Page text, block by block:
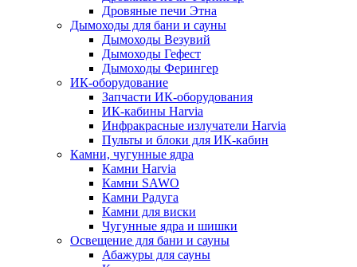
Дровяные печи Этна
Дымоходы для бани и сауны
Дымоходы Везувий
Дымоходы Гефест
Дымоходы Ферингер
ИК-оборудование
Запчасти ИК-оборудования
ИК-кабины Harvia
Инфракрасные излучатели Harvia
Пульты и блоки для ИК-кабин
Камни, чугунные ядра
Камни Harvia
Камни SAWO
Камни Радуга
Камни для виски
Чугунные ядра и шишки
Освещение для бани и сауны
Абажуры для сауны